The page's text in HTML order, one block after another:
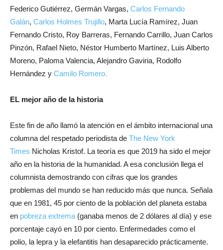
Federico Gutiérrez, Germán Vargas, Carlos Fernando
Galán, Carlos Holmes Trujillo, Marta Lucía Ramírez, Juan
Fernando Cristo, Roy Barreras, Fernando Carrillo, Juan Carlos
Pinzón, Rafael Nieto, Néstor Humberto Martínez, Luis Alberto
Moreno, Paloma Valencia, Alejandro Gaviria, Rodolfo
Hernández y Camilo Romero.
EL mejor año de la historia
Este fin de año llamó la atención en el ámbito internacional una
columna del respetado periodista de The New York
Times Nicholas Kristof. La teoría es que 2019 ha sido el mejor
año en la historia de la humanidad. A esa conclusión llega el
columnista demostrando con cifras que los grandes
problemas del mundo se han reducido más que nunca. Señala
que en 1981, 45 por ciento de la población del planeta estaba
en pobreza extrema (ganaba menos de 2 dólares al día) y ese
porcentaje cayó en 10 por ciento. Enfermedades como el
polio, la lepra y la elefantitis han desaparecido prácticamente.